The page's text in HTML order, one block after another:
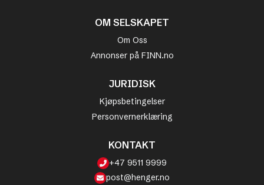
OM SELSKAPET
Om Oss
Annonser på FINN.no
JURIDISK
Kjøpsbetingelser
Personvernerklæring
KONTAKT
+47 9511 9999
post@henger.no